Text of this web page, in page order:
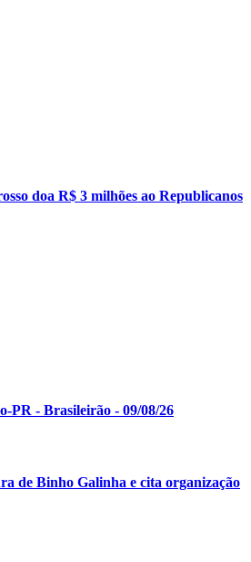
doa R$ 3 milhões ao Republicanos
PR - Brasileirão - 09/08/26
de Binho Galinha e cita organização